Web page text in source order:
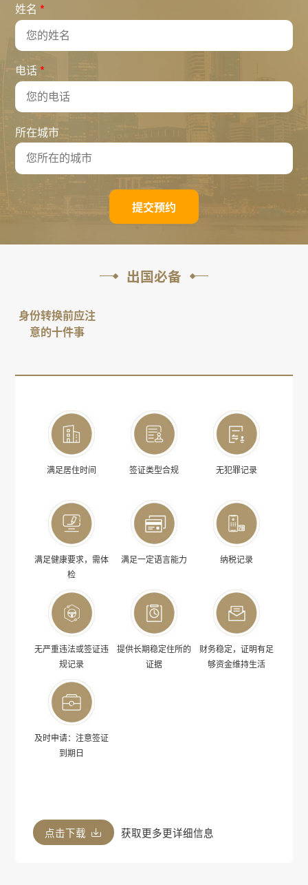
姓名 *
电话 *
所在城市
提交预约
出国必备
身份转换前应注
意的十件事
满足居住时间 签证类型合规 无犯罪记录
满足健康要求，需体
检
满足一定语言能力 纳税记录
无严重违法或签证违
规记录
提供长期稳定住所的
证据
财务稳定，证明有足
够资金维持生活
及时申请：注意签证
到期日
点击下载 获取更多更详细信息